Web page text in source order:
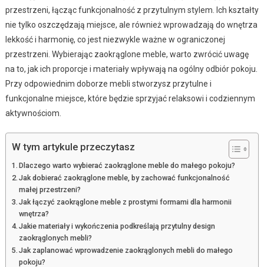
przestrzeni, łącząc funkcjonalność z przytulnym stylem. Ich kształty
nie tylko oszczędzają miejsce, ale również wprowadzają do wnętrza
lekkość i harmonię, co jest niezwykle ważne w ograniczonej
przestrzeni. Wybierając zaokrąglone meble, warto zwrócić uwagę
na to, jak ich proporcje i materiały wpływają na ogólny odbiór pokoju.
Przy odpowiednim doborze mebli stworzysz przytulne i
funkcjonalne miejsce, które będzie sprzyjać relaksowi i codziennym
aktywnościom.
W tym artykule przeczytasz
Dlaczego warto wybierać zaokrąglone meble do małego pokoju?
Jak dobierać zaokrąglone meble, by zachować funkcjonalność
małej przestrzeni?
Jak łączyć zaokrąglone meble z prostymi formami dla harmonii
wnętrza?
Jakie materiały i wykończenia podkreślają przytulny design
zaokrąglonych mebli?
Jak zaplanować wprowadzenie zaokrąglonych mebli do małego
pokoju?